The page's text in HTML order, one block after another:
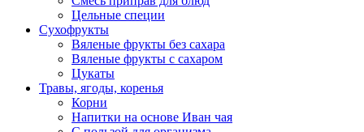
Цельные специи
Сухофрукты
Вяленые фрукты без сахара
Вяленые фрукты с сахаром
Цукаты
Травы, ягоды, коренья
Корни
Напитки на основе Иван чая